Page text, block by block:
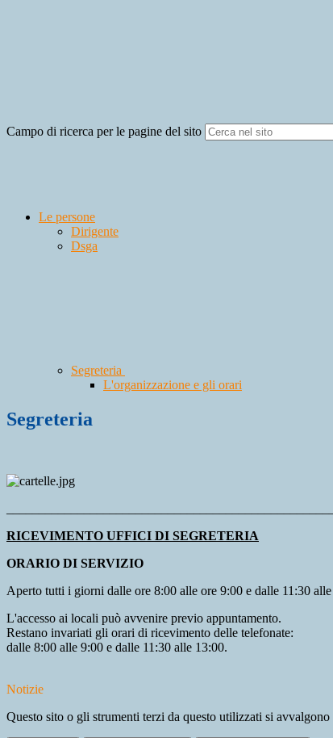
Campo di ricerca per le pagine del sito
Le persone
Dirigente
Dsga
Segreteria
L'organizzazione e gli orari
Segreteria
RICEVIMENTO UFFICI DI SEGRETERIA
ORARIO DI SERVIZIO
Aperto tutti i giorni dalle ore 8:00 alle ore 9:00 e dalle 11:30
L'accesso ai locali può avvenire previo appuntamento.
Restano invariati gli orari di ricevimento delle telefonate:
dalle 8:00 alle 9:00 e dalle 11:30 alle 13:00.
Notizie
Questo sito o gli strumenti terzi da questo utilizzati si